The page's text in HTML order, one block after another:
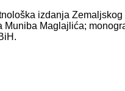
izdanja
Maglajlića;